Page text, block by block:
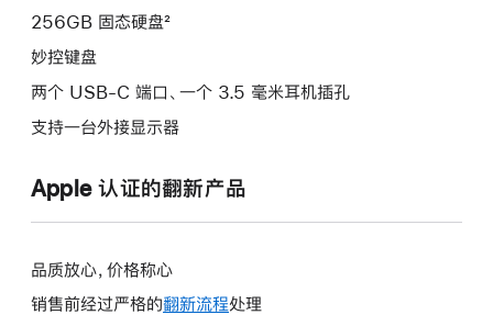
256GB 固态硬盘²
妙控键盘
两个 USB-C 端口、一个 3.5 毫米耳机插孔
支持一台外接显示器
Apple 认证的翻新产品
品质放心，价格称心
销售前经过严格的翻新流程处理